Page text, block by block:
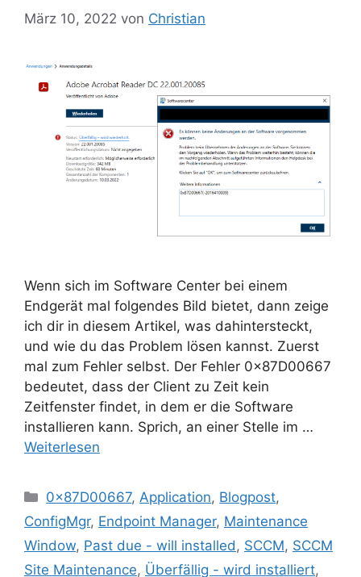
März 10, 2022 von Christian
Wenn sich im Software Center bei einem
Endgerät mal folgendes Bild bietet, dann zeige
ich dir in diesem Artikel, was dahintersteckt,
und wie du das Problem lösen kannst. Zuerst
mal zum Fehler selbst. Der Fehler 0×87D00667
bedeutet, dass der Client zu Zeit kein
Zeitfenster findet, in dem er die Software
installieren kann. Sprich, an einer Stelle im …
Weiterlesen
Kategorien
0x87D00667,Application, Blogpost,
ConfigMgr, Endpoint Manager, Maintenance
Window, Past due - will installed, SCCM, SCCM
Site Maintenance, Überfällig - wird installiert,